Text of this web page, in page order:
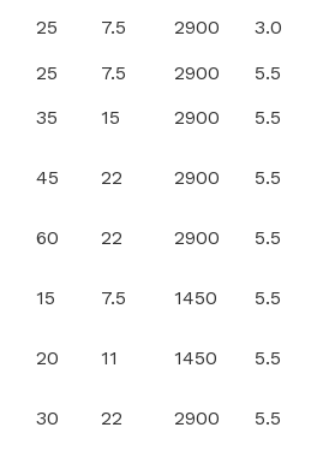
25 7.5 2900
3.0
25 7.5 2900
5.5
35 15 2900
5.5
45 22 2900
5.5
60 22 2900
5.5
15 7.5 1450
5.5
20 11 1450
5.5
30 22 2900
5.5